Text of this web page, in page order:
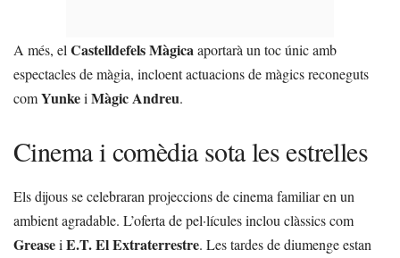
A més, el Castelldefels Màgicaaportarà un toc únic amb
espectacles de màgia, incloent actuacions de màgics reconeguts
comYunkei Màgic Andreu.
Cinema i comèdia sota les estrelles
Els dijous se celebraran projeccions de cinema familiar en un
ambient agradable. L’oferta de pel·lícules inclou clàssics com
Greasei E.T. El Extraterrestre. Les tardes de diumenge estan